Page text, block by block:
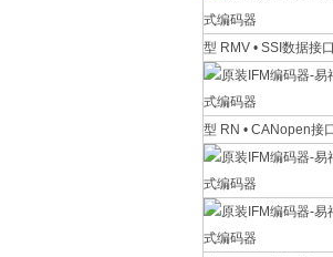
型 RMV • SSI数据接
型 RN • CANopen接